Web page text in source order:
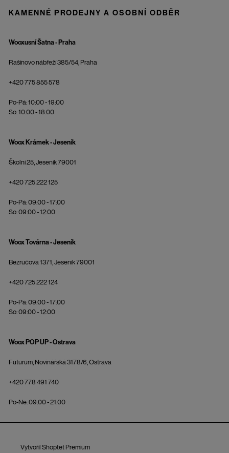
KAMENNÉ PRODEJNY A OSOBNÍ ODBĚR
Wooxusní Šatna - Praha
Rašínovo nábřeží 385/54, Praha
+420 775 855 578
Po-Pá: 10:00 - 19:00
So: 10:00 - 18:00
Woox Krámek - Jeseník
Školní 25, Jeseník 79001
+420 725 222 125
Po-Pá: 09:00 - 17:00
So: 09:00 - 12:00
Woox Továrna - Jeseník
Bezručova 1371, Jeseník 79001
+420 725 222 124
Po-Pá: 09:00 - 17:00
So: 09:00 - 12:00
Woox POP UP - Ostrava
Futurum, Novinářská 3178/6, Ostrava
+420 778 491 740
Po-Ne: 09:00 - 21:00
Vytvořil Shoptet Premium